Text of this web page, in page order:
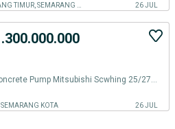
26 JUL
Jual Concrete Pump Mitsubishi Scwhing 25/27 m Indonesia
KOTA 26 JUL